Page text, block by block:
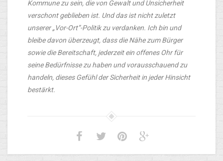
Kommune zu sein, die von Gewalt und Unsicherheit
verschont geblieben ist. Und das ist nicht zuletzt
unserer „Vor-Ort”-Politik zu verdanken. Ich bin und
bleibe davon überzeugt, dass die Nähe zum Bürger
sowie die Bereitschaft, jederzeit ein offenes Ohr für
seine Bedürfnisse zu haben und vorausschauend zu
handeln, dieses Gefühl der Sicherheit in jeder Hinsicht
bestärkt.